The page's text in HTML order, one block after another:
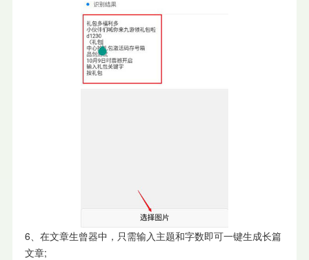
6、在文章生曾器中，只需输入主题和字数即可一键生成长篇
文章;